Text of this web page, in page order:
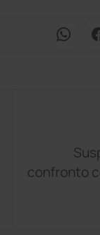
confronto